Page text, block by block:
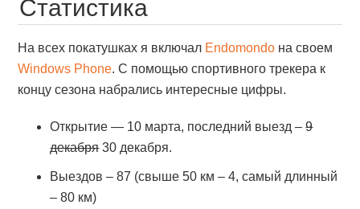
Статистика
На всех покатушках я включал Endomondo на своем
Windows Phone. С помощью спортивного трекера к
концу сезона набрались интересные цифры.
Открытие — 10 марта, последний выезд –9
декабря30 декабря.
Выездов – 87 (свыше 50 км – 4, самый длинный
– 80 км)